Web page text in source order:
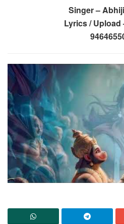
Singer –
Lyrics / Upload